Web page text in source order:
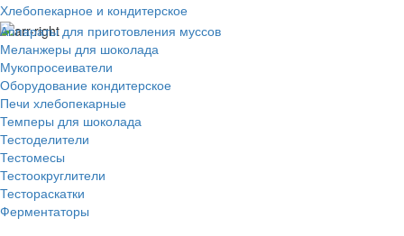
Хлебопекарное и кондитерское
Аппараты для приготовления муссов
Меланжеры для шоколада
Мукопросеиватели
Оборудование кондитерское
Печи хлебопекарные
Темперы для шоколада
Тестоделители
Тестомесы
Тестоокруглители
Тестораскатки
Ферментаторы